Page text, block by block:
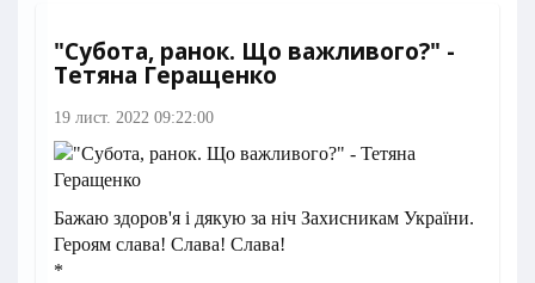
"Субота, ранок. Що важливого?" -
Тетяна Геращенко
19 лист. 2022 09:22:00
Бажаю здоров'я і дякую за ніч Захисникам України.
Героям слава! Слава! Слава!
*